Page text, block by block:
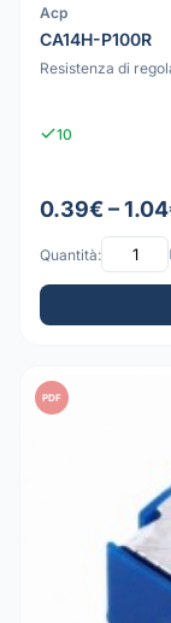
Acp
CA14H-P100R
Resistenza di
10
0.39€ –
Quantità:
PDF